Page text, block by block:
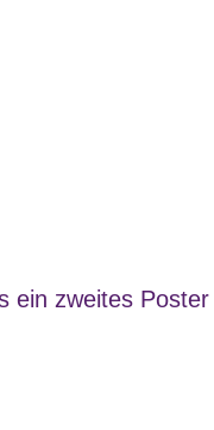
ein zweites